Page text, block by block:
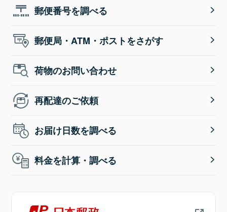
郵便番号を調べる
郵便局・ATM・ポストをさがす
荷物のお問い合わせ
再配達のご依頼
お届け日数を調べる
料金を計算・調べる